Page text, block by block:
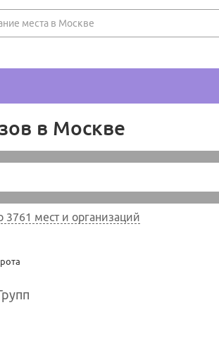
в Москве
3761 мест и организаций